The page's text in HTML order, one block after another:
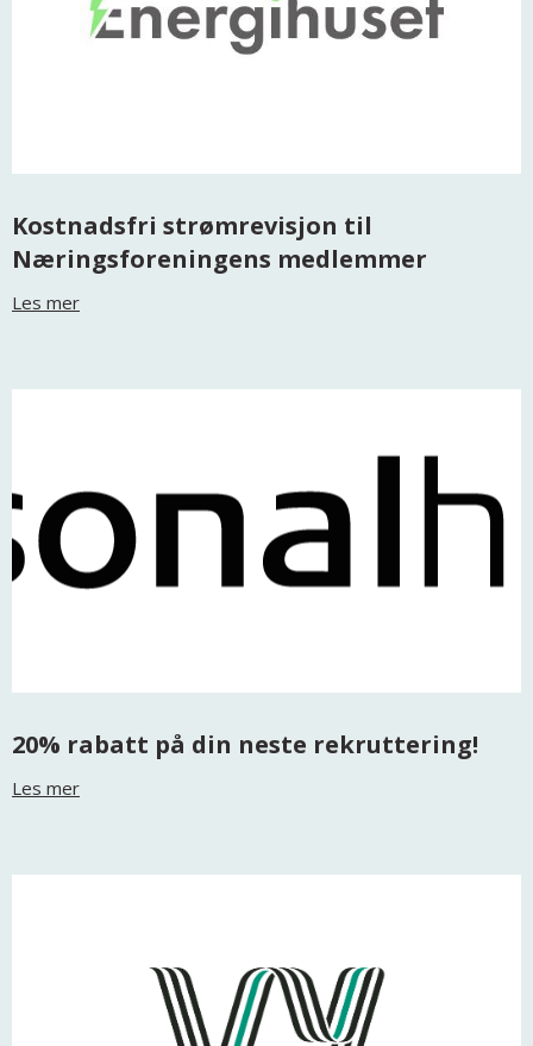
Kostnadsfri strømrevisjon til
Næringsforeningens medlemmer
Les mer
20% rabatt på din neste rekruttering!
Les mer